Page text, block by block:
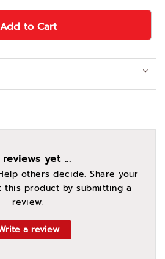
Add to Cart
reviews yet ...
others decide. Share your
this product by submitting a
review.
a review